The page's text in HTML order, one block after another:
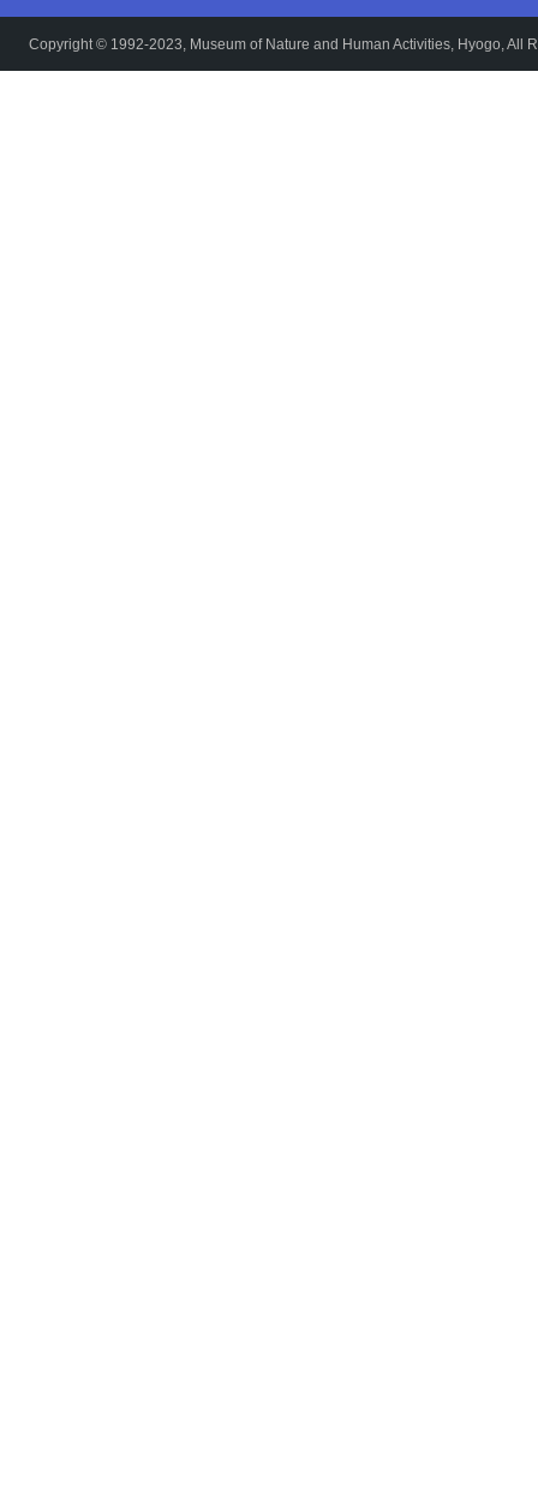
Copyright © 1992-2023, Museum of Nature and Human Activities, Hyogo, All